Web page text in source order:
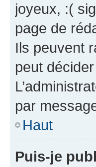
joyeux, :(
page de
Ils peuvent
peut
par
Haut
Puis-je